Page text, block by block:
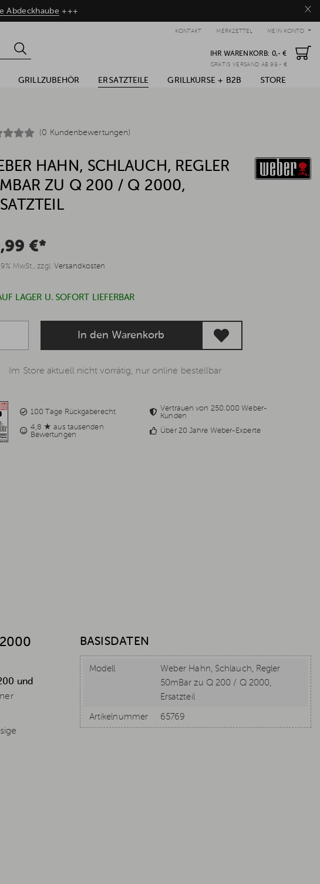
×
Abdeckhaube +++
MEIN KONTO
MERKZETTEL
KONTAKT
IHR WARENKORB: 0,- €
GRATIS VERSAND AB 99,- €
GRILLZUBEHÖR ERSATZTEILE GRILLKURSE + B2B STORE
(0 Kundenbewertungen)
HAHN, SCHLAUCH, REGLER
ZU Q 200 / Q 2000,
€*
MwSt., zzgl. Versandkosten
LAGER U. SOFORT LIEFERBAR
In den Warenkorb
Im Store aktuell nicht vorrätig, nur online bestellbar
100 Tage Rückgaberecht
Vertrauen von 250.000 Weber-
Kunden
4,8 ★ aus tausenden
Bewertungen
Über 20 Jahre Weber-Experte
und
BASISDATEN
Modell
Weber Hahn, Schlauch, Regler
50mBar zu Q 200 / Q 2000,
Ersatzteil
Artikelnummer 65769